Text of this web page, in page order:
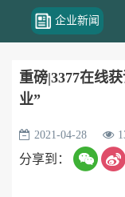
企业新闻
重磅|3377在线
业”
2021-04-28
分享到：